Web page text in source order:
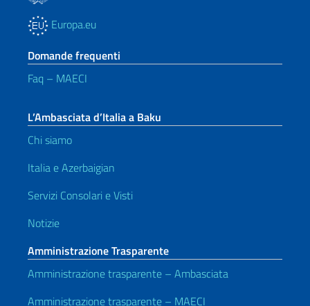
Europa.eu
Domande frequenti
Faq – MAECI
L’Ambasciata d’Italia a Baku
Chi siamo
Italia e Azerbaigian
Servizi Consolari e Visti
Notizie
Amministrazione Trasparente
Amministrazione trasparente – Ambasciata
Amministrazione trasparente – MAECI